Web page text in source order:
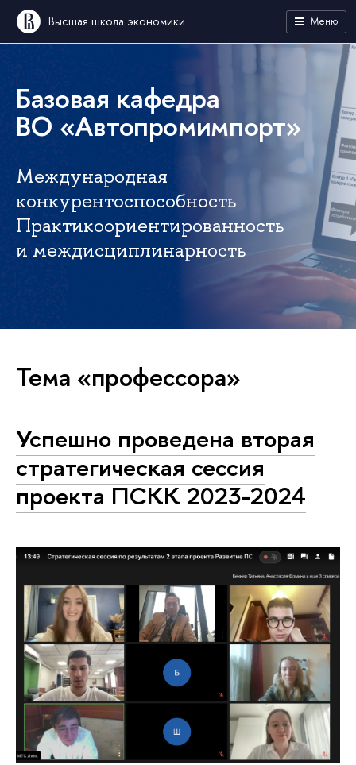
Высшая школа экономики Меню
Базовая кафедра
ВО «Автопромимпорт»
Международная
конкурентоспособность
Практикоориентированность
и междисциплинарность
Тема «профессора»
Успешно проведена вторая
стратегическая сессия
проекта ПСКК 2023-2024